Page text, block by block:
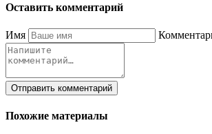
Оставить комментарий
Имя
Отправить комментарий
Похожие материалы